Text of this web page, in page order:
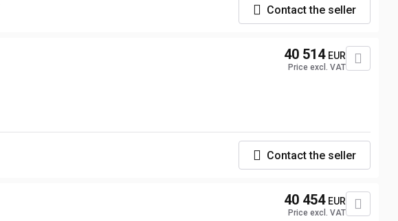
Contact the seller
40 514 EUR
Price excl. VAT
Contact the seller
40 454 EUR
Price excl. VAT